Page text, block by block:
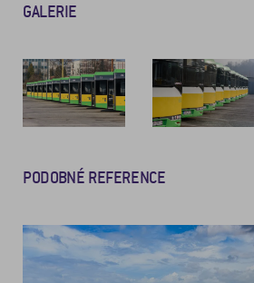
GALERIE
PODOBNÉ REFERENCE